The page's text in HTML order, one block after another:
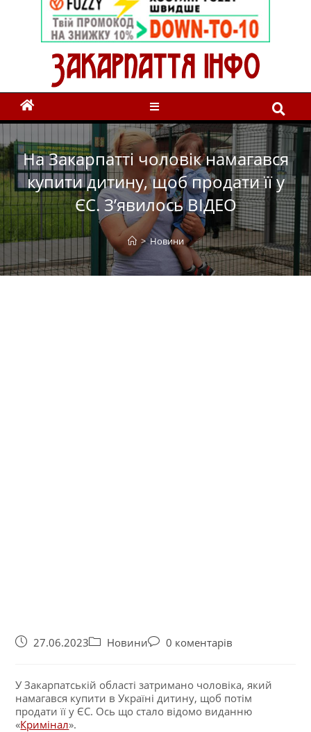
На Закарпатті чоловік намагався
купити дитину, щоб продати її у
ЄС. З’явилось ВІДЕО
> Новини
27.06.2023 Новини 0 коментарів
У Закарпатській області затримано чоловіка, який
намагався купити в Україні дитину, щоб потім
продати її у ЄС. Ось що стало відомо виданню
«Кримінал».